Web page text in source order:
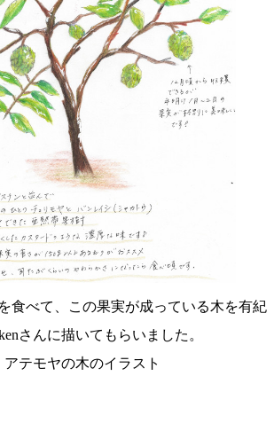
食べて、この果実が成っている木を有紀
さんに描いてもらいました。
アテモヤの木のイラスト